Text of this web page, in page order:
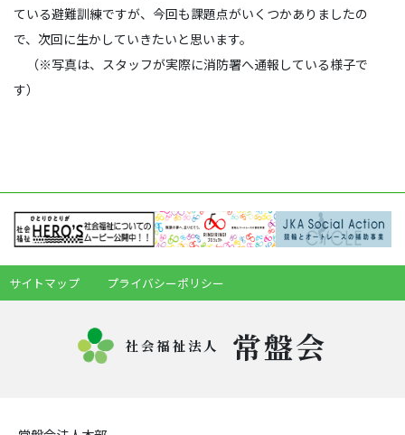
ている避難訓練ですが、今回も課題点がいくつかありましたの
で、次回に生かしていきたいと思います。
（※写真は、スタッフが実際に消防署へ通報している様子で
す）
サイトマップ プライバシーポリシー
社会福祉法人 常盤会